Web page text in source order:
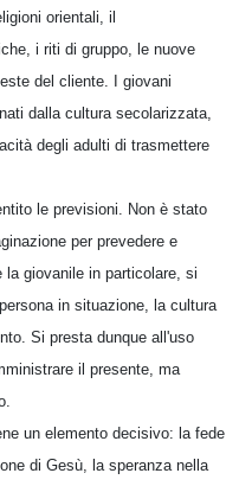
orientali, il
i riti di gruppo, le nuove
del cliente. I giovani
dalla cultura secolarizzata,
degli adulti di trasmettere
le previsioni. Non è stato
per prevedere e
giovanile in particolare, si
in situazione, la cultura
Si presta dunque all'uso
il presente, ma
un elemento decisivo: la fede
di Gesù, la speranza nella